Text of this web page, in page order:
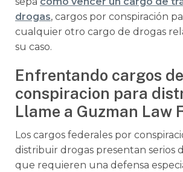
drogas, cargos por conspiración
cualquier otro cargo de drogas
su caso.
Enfrentando cargos de
conspiracion para
Llame a Guzman Law
Los cargos federales por
distribuir drogas presentan serios
que requieren una defensa